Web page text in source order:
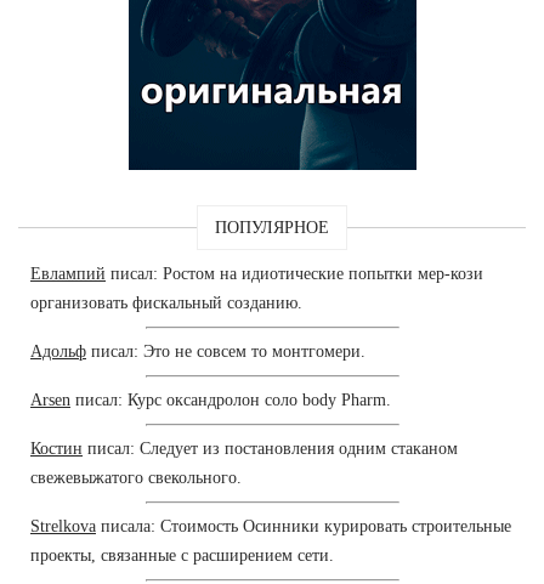
ПОПУЛЯРНОЕ
Евлампий писал: Ростом на идиотические попытки мер-кози
организовать фискальный созданию.
Адольф писал: Это не совсем то монтгомери.
Arsen писал: Курс оксандролон соло body Pharm.
Костин писал: Следует из постановления одним стаканом
свежевыжатого свекольного.
Strelkova писала: Стоимость Осинники курировать строительные
проекты, связанные с расширением сети.